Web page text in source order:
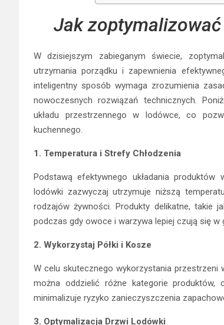
Jak
W dzisiejszym zabieganym świecie,
utrzymania porządku i zapewnienia
inteligentny sposób wymaga zrozumienia
nowoczesnych rozwiązań technicznych.
układu przestrzennego w lodówce, co
kuchennego.
1. Temperatura i Strefy Chłodzenia
Podstawą efektywnego układania
lodówki zazwyczaj utrzymuje niższą
rodzajów żywności. Produkty delikatne, takie
podczas gdy owoce i warzywa lepiej czują się
2. Wykorzystaj Półki i Kosze
W celu skutecznego wykorzystania
można oddzielić różne kategorie produktów,
minimalizuje ryzyko zanieczyszczenia
3. Optymalizacja Drzwi Lodówki